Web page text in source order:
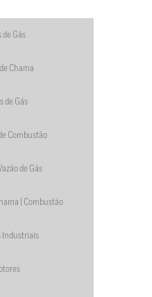
de Gás
Chama
de Gás
Combustão
de Gás
| Combustão
Industriais